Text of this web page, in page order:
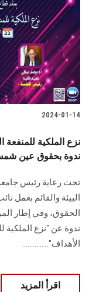
2024-01-14
نزع الملكية للمنفعة
ندوة بحقوق عين
تحت رعاية رئيس
البيئة والقائم بعمل
الحقوق، وفي إطار
ندوة عن "نزع الملكية
الأهداف"...............
اقرأ المزيد